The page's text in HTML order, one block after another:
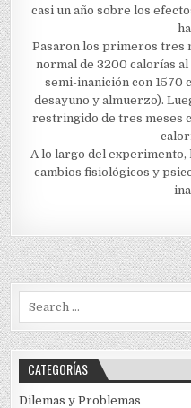
casi un año sobre los
Pasaron los primeros tres
normal de 3200 calorías al
semi-inanición con 1570
desayuno y almuerzo).
restringido de tres meses
A lo largo del
cambios fisiológicos y
CATEGORÍAS
Dilemas y Problemas